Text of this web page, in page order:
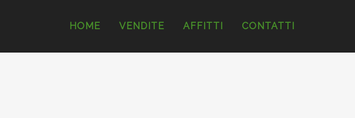
HOME VENDITE AFFITTI CONTATTI